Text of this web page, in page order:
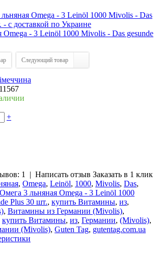
Следующий товар
+
1 | Написать отзыв Заказать в 1 клик
, Omega, Leinöl, 1000, Mivolis, Das,
Омега 3 льняная Omega - 3 Leinöl 1000
Plus 30 шт., купить Витамины, из,
, Витамины из Германии (Mivolis),
купить Витамины, из, Германии, (Mivolis),
(Mivolis), Guten Tag, gutentag.com.ua